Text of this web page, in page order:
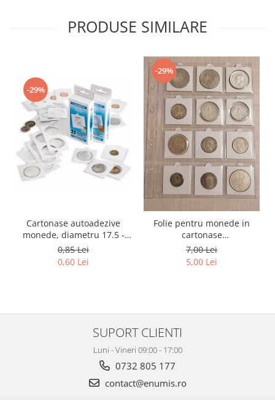
PRODUSE SIMILARE
-29%
Cartonase autoadezive
monede, diametru 17.5 -
39.5 mm, la bucata
0,85 Lei
0,60 Lei
-29%
Folie pentru monede in
cartonase
adezive/autoadezive, 12
spatii
7,00 Lei
5,00 Lei
SUPORT CLIENTI
Luni - Vineri 09:00 - 17:00
0732 805 177
contact@enumis.ro